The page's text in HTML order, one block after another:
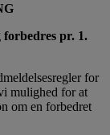
pr. 1.
for
mulighed for at
om en forbedret